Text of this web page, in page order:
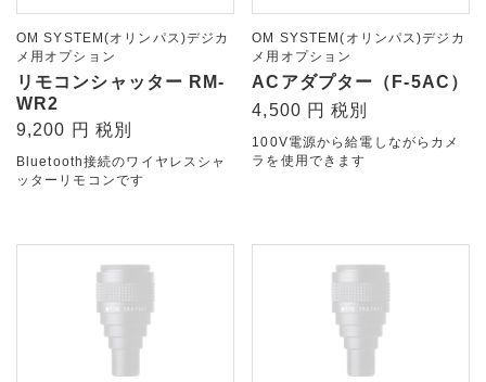
OM SYSTEM(オリンパス)デジカ
メ用オプション
リモコンシャッター RM-
WR2
9,200 円 税別
Bluetooth接続のワイヤレスシャ
ッターリモコンです
OM SYSTEM(オリンパス)デジカ
メ用オプション
ACアダプター（F-5AC）
4,500 円 税別
100V電源から給電しながらカメ
ラを使用できます